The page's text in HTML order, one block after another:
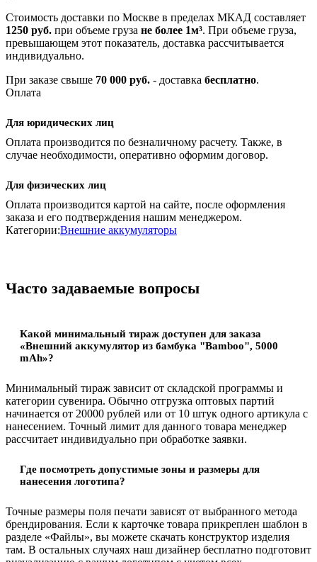
Стоимость доставки по Москве в пределах МКАД составляет
1250 руб. при объеме груза не более 1м³. При объеме груза,
превышающем этот показатель, доставка рассчитывается
индивидуально.
При заказе свыше 70 000 руб. - доставка бесплатно.
Оплата
Для юридических лиц
Оплата производится по безналичному расчету. Также, в
случае необходимости, оперативно оформим договор.
Для физических лиц
Оплата производится картой на сайте, после оформления
заказа и его подтверждения нашим менеджером.
Категории:Внешние аккумуляторы
Часто задаваемые вопросы
Какой минимальный тираж доступен для заказа
«Внешний аккумулятор из бамбука "Bamboo", 5000
mAh»?
Минимальный тираж зависит от складской программы и
категории сувенира. Обычно отгрузка оптовых партий
начинается от 20000 рублей или от 10 штук одного артикула с
нанесением. Точный лимит для данного товара менеджер
рассчитает индивидуально при обработке заявки.
Где посмотреть допустимые зоны и размеры для
нанесения логотипа?
Точные размеры поля печати зависят от выбранного метода
брендирования. Если к карточке товара прикреплен шаблон в
разделе «Файлы», вы можете скачать конструктор изделия
там. В остальных случаях наш дизайнер бесплатно подготовит